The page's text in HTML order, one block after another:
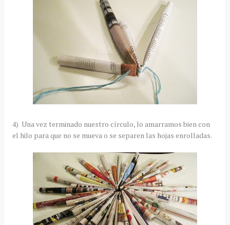
4) Una vez terminado nuestro círculo, lo amarramos bien con
el hilo para que no se mueva o se separen las hojas enrolladas.